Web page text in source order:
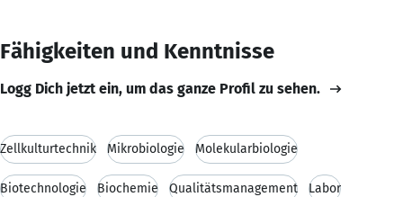
Fähigkeiten und Kenntnisse
Logg Dich jetzt ein, um das ganze Profil zu sehen.
Zellkulturtechnik Mikrobiologie Molekularbiologie
Biotechnologie Biochemie Qualitätsmanagement Labor